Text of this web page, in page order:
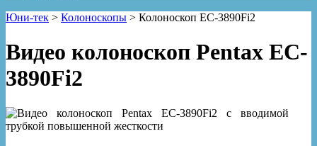
Юни-тек > Колоноскопы > Колоноскоп EC-3890Fi2
Видео колоноскоп Pentax EC-
3890Fi2